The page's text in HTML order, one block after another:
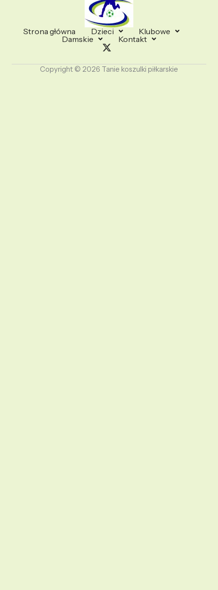
Strona główna Dzieci
Klubowe
Damskie
Kontakt
Copyright © 2026 Tanie koszulki piłkarskie